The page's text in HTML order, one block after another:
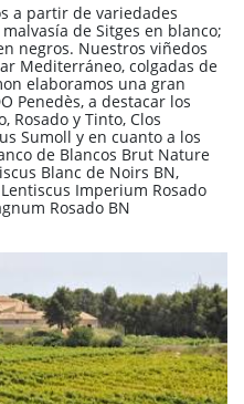
a partir de variedades
de Sitges en blanco;
negros. Nuestros viñedos
Mediterráneo, colgadas de
elaboramos una gran
Penedès, a destacar los
Rosado y Tinto, Clos
Sumoll y en cuanto a los
de Blancos Brut Nature
Blanc de Noirs BN,
Imperium Rosado
Rosado BN